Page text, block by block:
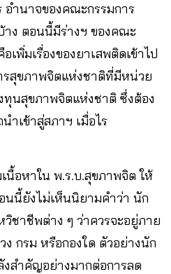
อำนาจของคณะกรรมการ
าง ตอนนี้มีร่างฯ ของคณะ
เพิ่มเรื่องของยาเสพติดเข้าไป
รสุขภาพจิตแห่งชาติที่มีหน่วย
ทุนสุขภาพจิตแห่งชาติ ซึ่งต้อง
ำเข้าสู่สภาฯ เมื่อไร
นื้อหาใน พ.ร.บ.สุขภาพจิต ให้
นนี้ยังไม่เห็นนิยามคำว่า นัก
ชาชีพต่าง ๆ ว่าควรจะอยู่ภาย
กรม หรือกองใด ตัวอย่างนัก
สำคัญอย่างมากต่อการลด